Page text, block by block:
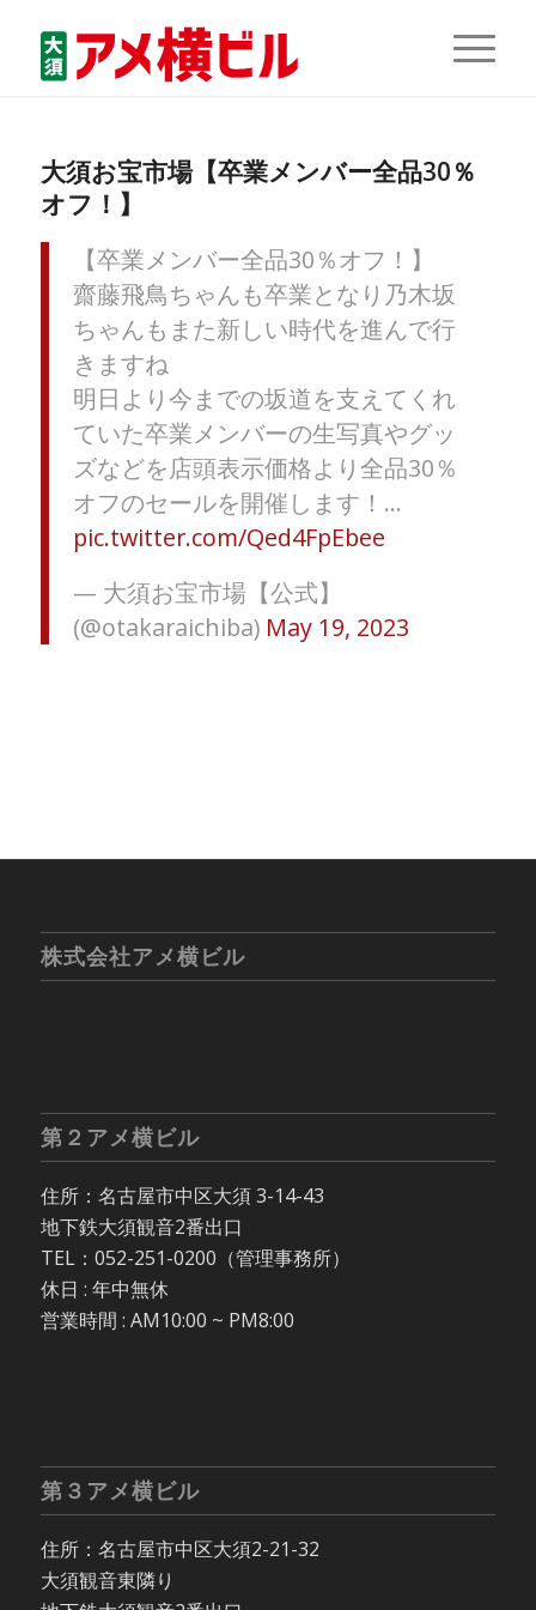
大須お宝市場【卒業メンバー全品30％
オフ！】
【卒業メンバー全品30％オフ！】
齋藤飛鳥ちゃんも卒業となり乃木坂
ちゃんもまた新しい時代を進んで行
きますね
明日より今までの坂道を支えてくれ
ていた卒業メンバーの生写真やグッ
ズなどを店頭表示価格より全品30％
オフのセールを開催します！…
pic.twitter.com/Qed4FpEbee
— 大須お宝市場【公式】
(@otakaraichiba) May 19, 2023
株式会社アメ横ビル
第２アメ横ビル
住所：名古屋市中区大須 3-14-43
地下鉄大須観音2番出口
TEL：052-251-0200（管理事務所）
休日 : 年中無休
営業時間 : AM10:00 ~ PM8:00
第３アメ横ビル
住所：名古屋市中区大須2-21-32
大須観音東隣り